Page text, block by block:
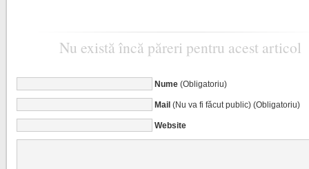
Nu există încă păreri pentru acest articol
Nume(Obligatoriu)
Mail(Nu va fi făcut public) (Obligatoriu)
Website